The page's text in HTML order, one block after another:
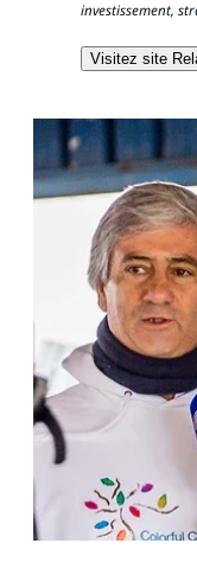
investissement,
Visitez site